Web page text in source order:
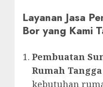
Layanan Jasa
Bor yang Kami
Pembuatan
Rumah Tangga
kebutuhan